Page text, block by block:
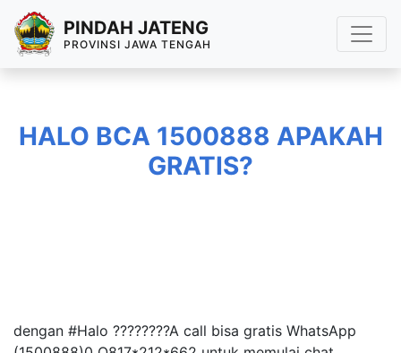
PINDAH JATENG
PROVINSI JAWA TENGAH
HALO BCA 1500888 APAKAH
GRATIS?
dengan #Halo ????????A call bisa gratis WhatsApp